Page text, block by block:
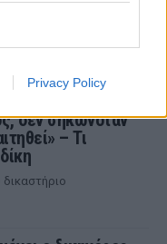
Privacy Policy
δεν σηκωνόταν
– Τι